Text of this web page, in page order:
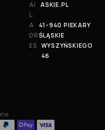
AI
L:
ASKIE.PL
A
DR
ES
:
41-940 PIEKARY
ŚLĄSKIE
WYSZYŃSKIEGO
46